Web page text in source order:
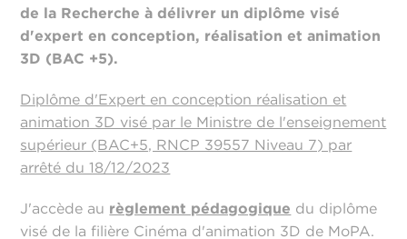
de la Recherche à délivrer un diplôme visé
d'expert en conception, réalisation et animation
3D (BAC +5).
Diplôme d'Expert en conception réalisation et
animation 3D visé par le Ministre de l'enseignement
supérieur (BAC+5, RNCP 39557 Niveau 7) par
arrêté du 18/12/2023
J'accède au règlement pédagogique du diplôme
visé de la filière Cinéma d'animation 3D de MoPA.